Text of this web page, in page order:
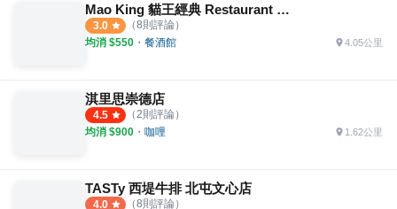
Mao King 貓王經典 Restaurant & Bar
3.0 （8則評論）
均消 $550 ・ 餐酒館 4.05公里
淇里思崇德店
4.5 （2則評論）
均消 $900 ・ 咖哩 1.62公里
TASTy 西堤牛排 北屯文心店
4.0 （8則評論）